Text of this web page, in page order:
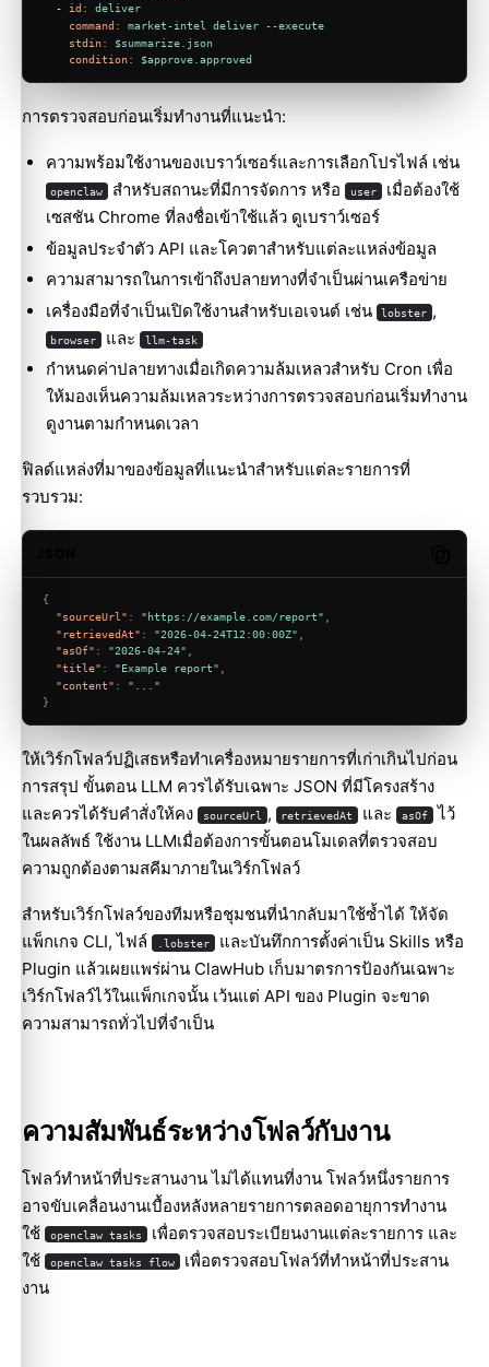
-
id:
deliver
command:
market-intel deliver --execute
stdin:
$summarize.json
condition:
$approve.approved
การตรวจสอบก่อนเริ่มทำงานที่แนะนำ:
ความพร้อมใช้งานของเบราว์เซอร์และการเลือกโปรไฟล์ เช่น
openclaw สำหรับสถานะที่มีการจัดการ หรือ user เมื่อต้องใช้
เซสชัน Chrome ที่ลงชื่อเข้าใช้แล้ว ดูเบราว์เซอร์
ข้อมูลประจำตัว API และโควตาสำหรับแต่ละแหล่งข้อมูล
ความสามารถในการเข้าถึงปลายทางที่จำเป็นผ่านเครือข่าย
เครื่องมือที่จำเป็นเปิดใช้งานสำหรับเอเจนต์ เช่น
lobster ,
browser และ llm-task
กำหนดค่าปลายทางเมื่อเกิดความล้มเหลวสำหรับ Cron เพื่อ
ให้มองเห็นความล้มเหลวระหว่างการตรวจสอบก่อนเริ่มทำงาน
ดูงานตามกำหนดเวลา
ฟิลด์แหล่งที่มาของข้อมูลที่แนะนำสำหรับแต่ละรายการที่
รวบรวม:
{
"sourceUrl" : "https://example.com/report"
"retrievedAt" : "2026-04-24T12:00:00Z"
"asOf" : "2026-04-24"
"title" : "Example report"
"content" :
"..."
}
ให้เวิร์กโฟลว์ปฏิเสธหรือทำเครื่องหมายรายการที่เก่าเกินไปก่อน
การสรุป ขั้นตอน LLM ควรได้รับเฉพาะ JSON ที่มีโครงสร้าง
และควรได้รับคำสั่งให้คง
sourceUrl , retrievedAt และ asOf ไว้
ในผลลัพธ์ ใช้งาน LLMเมื่อต้องการขั้นตอนโมเดลที่ตรวจสอบ
ความถูกต้องตามสคีมาภายในเวิร์กโฟลว์
สำหรับเวิร์กโฟลว์ของทีมหรือชุมชนที่นำกลับมาใช้ซ้ำได้ ให้จัด
แพ็กเกจ CLI, ไฟล์
.lobster และบันทึกการตั้งค่าเป็น Skills หรือ
Plugin แล้วเผยแพร่ผ่าน ClawHub เก็บมาตรการป้องกันเฉพาะ
เวิร์กโฟลว์ไว้ในแพ็กเกจนั้น เว้นแต่ API ของ Plugin จะขาด
ความสามารถทั่วไปที่จำเป็น
ความสัมพันธ์ระหว่างโฟลว์กับงาน
โฟลว์ทำหน้าที่ประสานงาน ไม่ได้แทนที่งาน โฟลว์หนึ่งรายการ
อาจขับเคลื่อนงานเบื้องหลังหลายรายการตลอดอายุการทำงาน
ใช้
openclaw tasks เพื่อตรวจสอบระเบียนงานแต่ละรายการ และ
ใช้
openclaw tasks flow เพื่อตรวจสอบโฟลว์ที่ทำหน้าที่ประสาน
งาน